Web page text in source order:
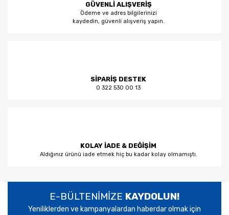
GÜVENLİ ALIŞVERİŞ
Ödeme ve adres bilgilerinizi
kaydedin, güvenli alışveriş yapın.
SİPARİŞ DESTEK
0 322 530 00 13
KOLAY İADE & DEĞİŞİM
Aldığınız ürünü iade etmek hiç bu kadar kolay olmamıştı.
E-BÜLTENİMİZE KAYDOLUN!
Yeniliklerden ve kampanyalardan haberdar olmak için